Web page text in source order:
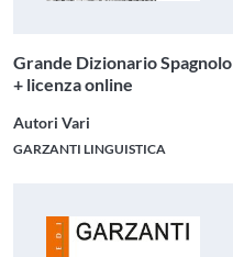
Grande Dizionario Spagnolo
+ licenza online
Autori Vari
GARZANTI LINGUISTICA